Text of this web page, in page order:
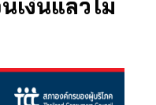
เงินแล้วไม่